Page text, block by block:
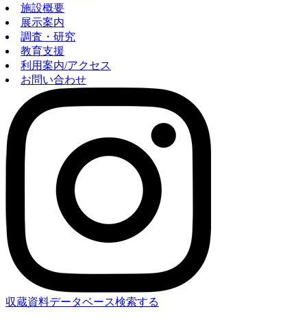
施設概要
展示案内
調査・研究
教育支援
利用案内/アクセス
お問い合わせ
収蔵資料データベース検索する